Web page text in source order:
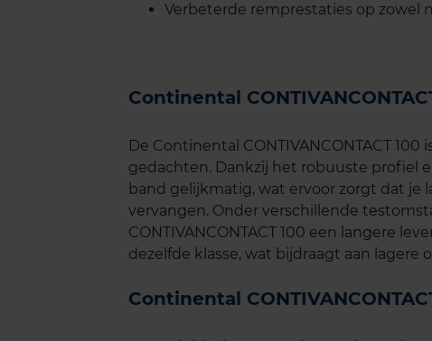
Verbeterde remprestaties op zowel
Continental
De Continental CONTIVANCONTACT
gedachten. Dankzij het robuuste profiel
band gelijkmatig, wat ervoor zorgt dat je
vervangen. Onder verschillende
CONTIVANCONTACT 100 een langere
dezelfde klasse, wat bijdraagt aan
Continental